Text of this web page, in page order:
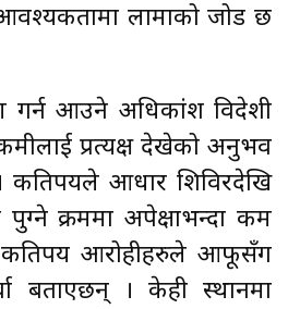
आवश्यकतामा लामाको जोड छ
गर्न आउने अधिकांश विदेशी
कमीलाई प्रत्यक्ष देखेको अनुभव
आधार शिविरदेखि
पुग्ने क्रममा अपेक्षाभन्दा कम
कतिपय आरोहीहरुले आफूसँग
बताएछन् । केही स्थानमा